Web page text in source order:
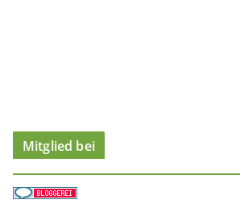
Mitglied bei